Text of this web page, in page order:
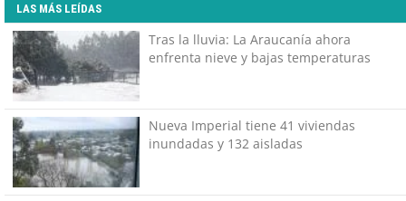
LAS MÁS LEÍDAS
Tras la lluvia: La Araucanía ahora
enfrenta nieve y bajas temperaturas
Nueva Imperial tiene 41 viviendas
inundadas y 132 aisladas